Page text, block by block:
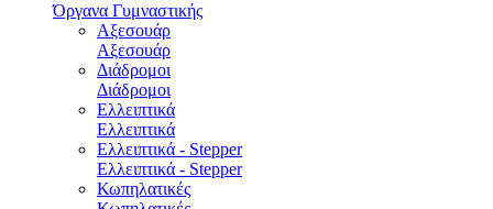
Όργανα Γυμναστικής
Αξεσουάρ
Αξεσουάρ
Διάδρομοι
Διάδρομοι
Ελλειπτικά
Ελλειπτικά
Ελλειπτικά - Stepper
Ελλειπτικά - Stepper
Κωπηλατικές